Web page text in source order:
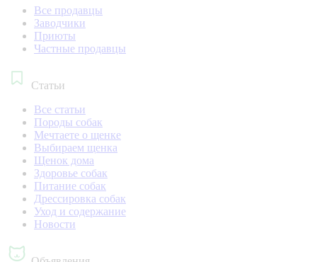
Все продавцы
Заводчики
Приюты
Частные продавцы
Статьи
Все статьи
Породы собак
Мечтаете о щенке
Выбираем щенка
Щенок дома
Здоровье собак
Питание собак
Дрессировка собак
Уход и содержание
Новости